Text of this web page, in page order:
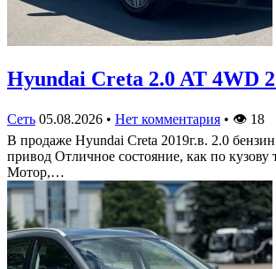
Hyundai Creta 2.0 AT 4WD
Сеть 05.08.2026 • Нет комментария • 👁 18
В продаже Hyundai Creta 2019г.в. 2.0
привод Отличное состояние, как по кузову
Мотор,…